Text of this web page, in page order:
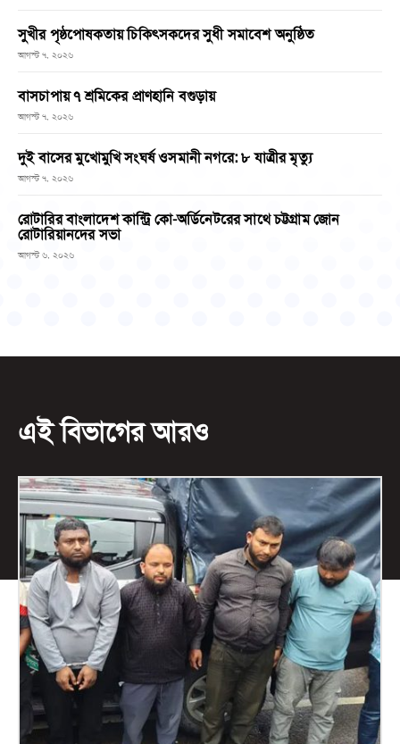
সুখীর পৃষ্ঠপোষকতায় চিকিৎসকদের সুধী সমাবেশ অনুষ্ঠিত
আগস্ট ৭, ২০২৬
বাসচাপায় ৭ শ্রমিকের প্রাণহানি বগুড়ায়
আগস্ট ৭, ২০২৬
দুই বাসের মুখোমুখি সংঘর্ষ ওসমানী নগরে: ৮ যাত্রীর মৃত্যু
আগস্ট ৭, ২০২৬
রোটারির বাংলাদেশ কান্ট্রি কো-অর্ডিনেটরের সাথে চট্টগ্রাম জোন
রোটারিয়ানদের সভা
আগস্ট ৬, ২০২৬
এই বিভাগের আরও